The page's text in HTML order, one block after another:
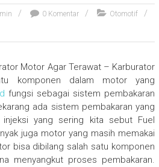
0 Komentar Otomotif
Motor Agar Terawat – Karburator
komponen dalam motor yang
fungsi sebagai sistem pembakaran
ada sistem pembakaran yang
injeksi yang sering kita sebut Fuel
juga motor yang masih memakai
bisa dibilang salah satu komponen
menyangkut proses pembakaran.